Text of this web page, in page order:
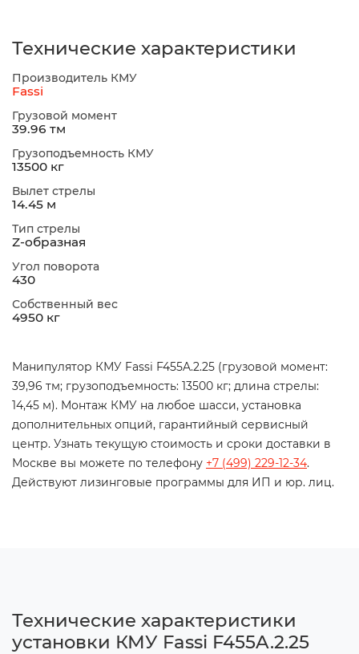
Технические характеристики
Производитель КМУ
Fassi
Грузовой момент
39.96 тм
Грузоподъемность КМУ
13500 кг
Вылет стрелы
14.45 м
Тип стрелы
Z-образная
Угол поворота
430
Собственный вес
4950 кг
Манипулятор КМУ Fassi F455A.2.25 (грузовой момент:
39,96 тм; грузоподъемность: 13500 кг; длина стрелы:
14,45 м). Монтаж КМУ на любое шасси, установка
дополнительных опций, гарантийный сервисный
центр. Узнать текущую стоимость и сроки доставки в
Москве вы можете по телефону +7 (499) 229-12-34.
Действуют лизинговые программы для ИП и юр. лиц.
Технические характеристики
установки КМУ Fassi F455A.2.25